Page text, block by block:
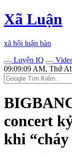
Xã Luận
xã hội luận bàn
Luyện IQ
09:09:09 AM, Thứ
concert
khi “cháy